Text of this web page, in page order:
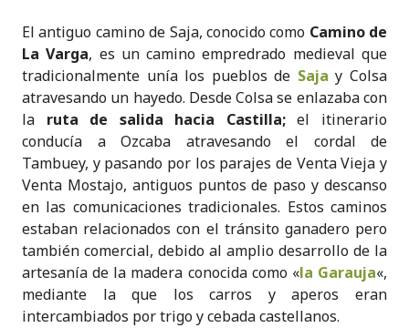
El antiguo camino de Saja, conocido como Camino de
La Varga, es un camino empredrado medieval que
tradicionalmente unía los pueblos de Saja y Colsa
atravesando un hayedo. Desde Colsa se enlazaba con
la ruta de salida hacia Castilla;el itinerario
conducía a Ozcaba atravesando el cordal de
Tambuey, y pasando por los parajes de Venta Vieja y
Venta Mostajo, antiguos puntos de paso y descanso
en las comunicaciones tradicionales. Estos caminos
estaban relacionadoscon el tránsito ganadero pero
también comercial, debido al amplio desarrollo de la
artesanía de la madera conocida como «la Garauja«,
mediante la que los carros y aperos eran
intercambiados por trigo y cebada castellanos.